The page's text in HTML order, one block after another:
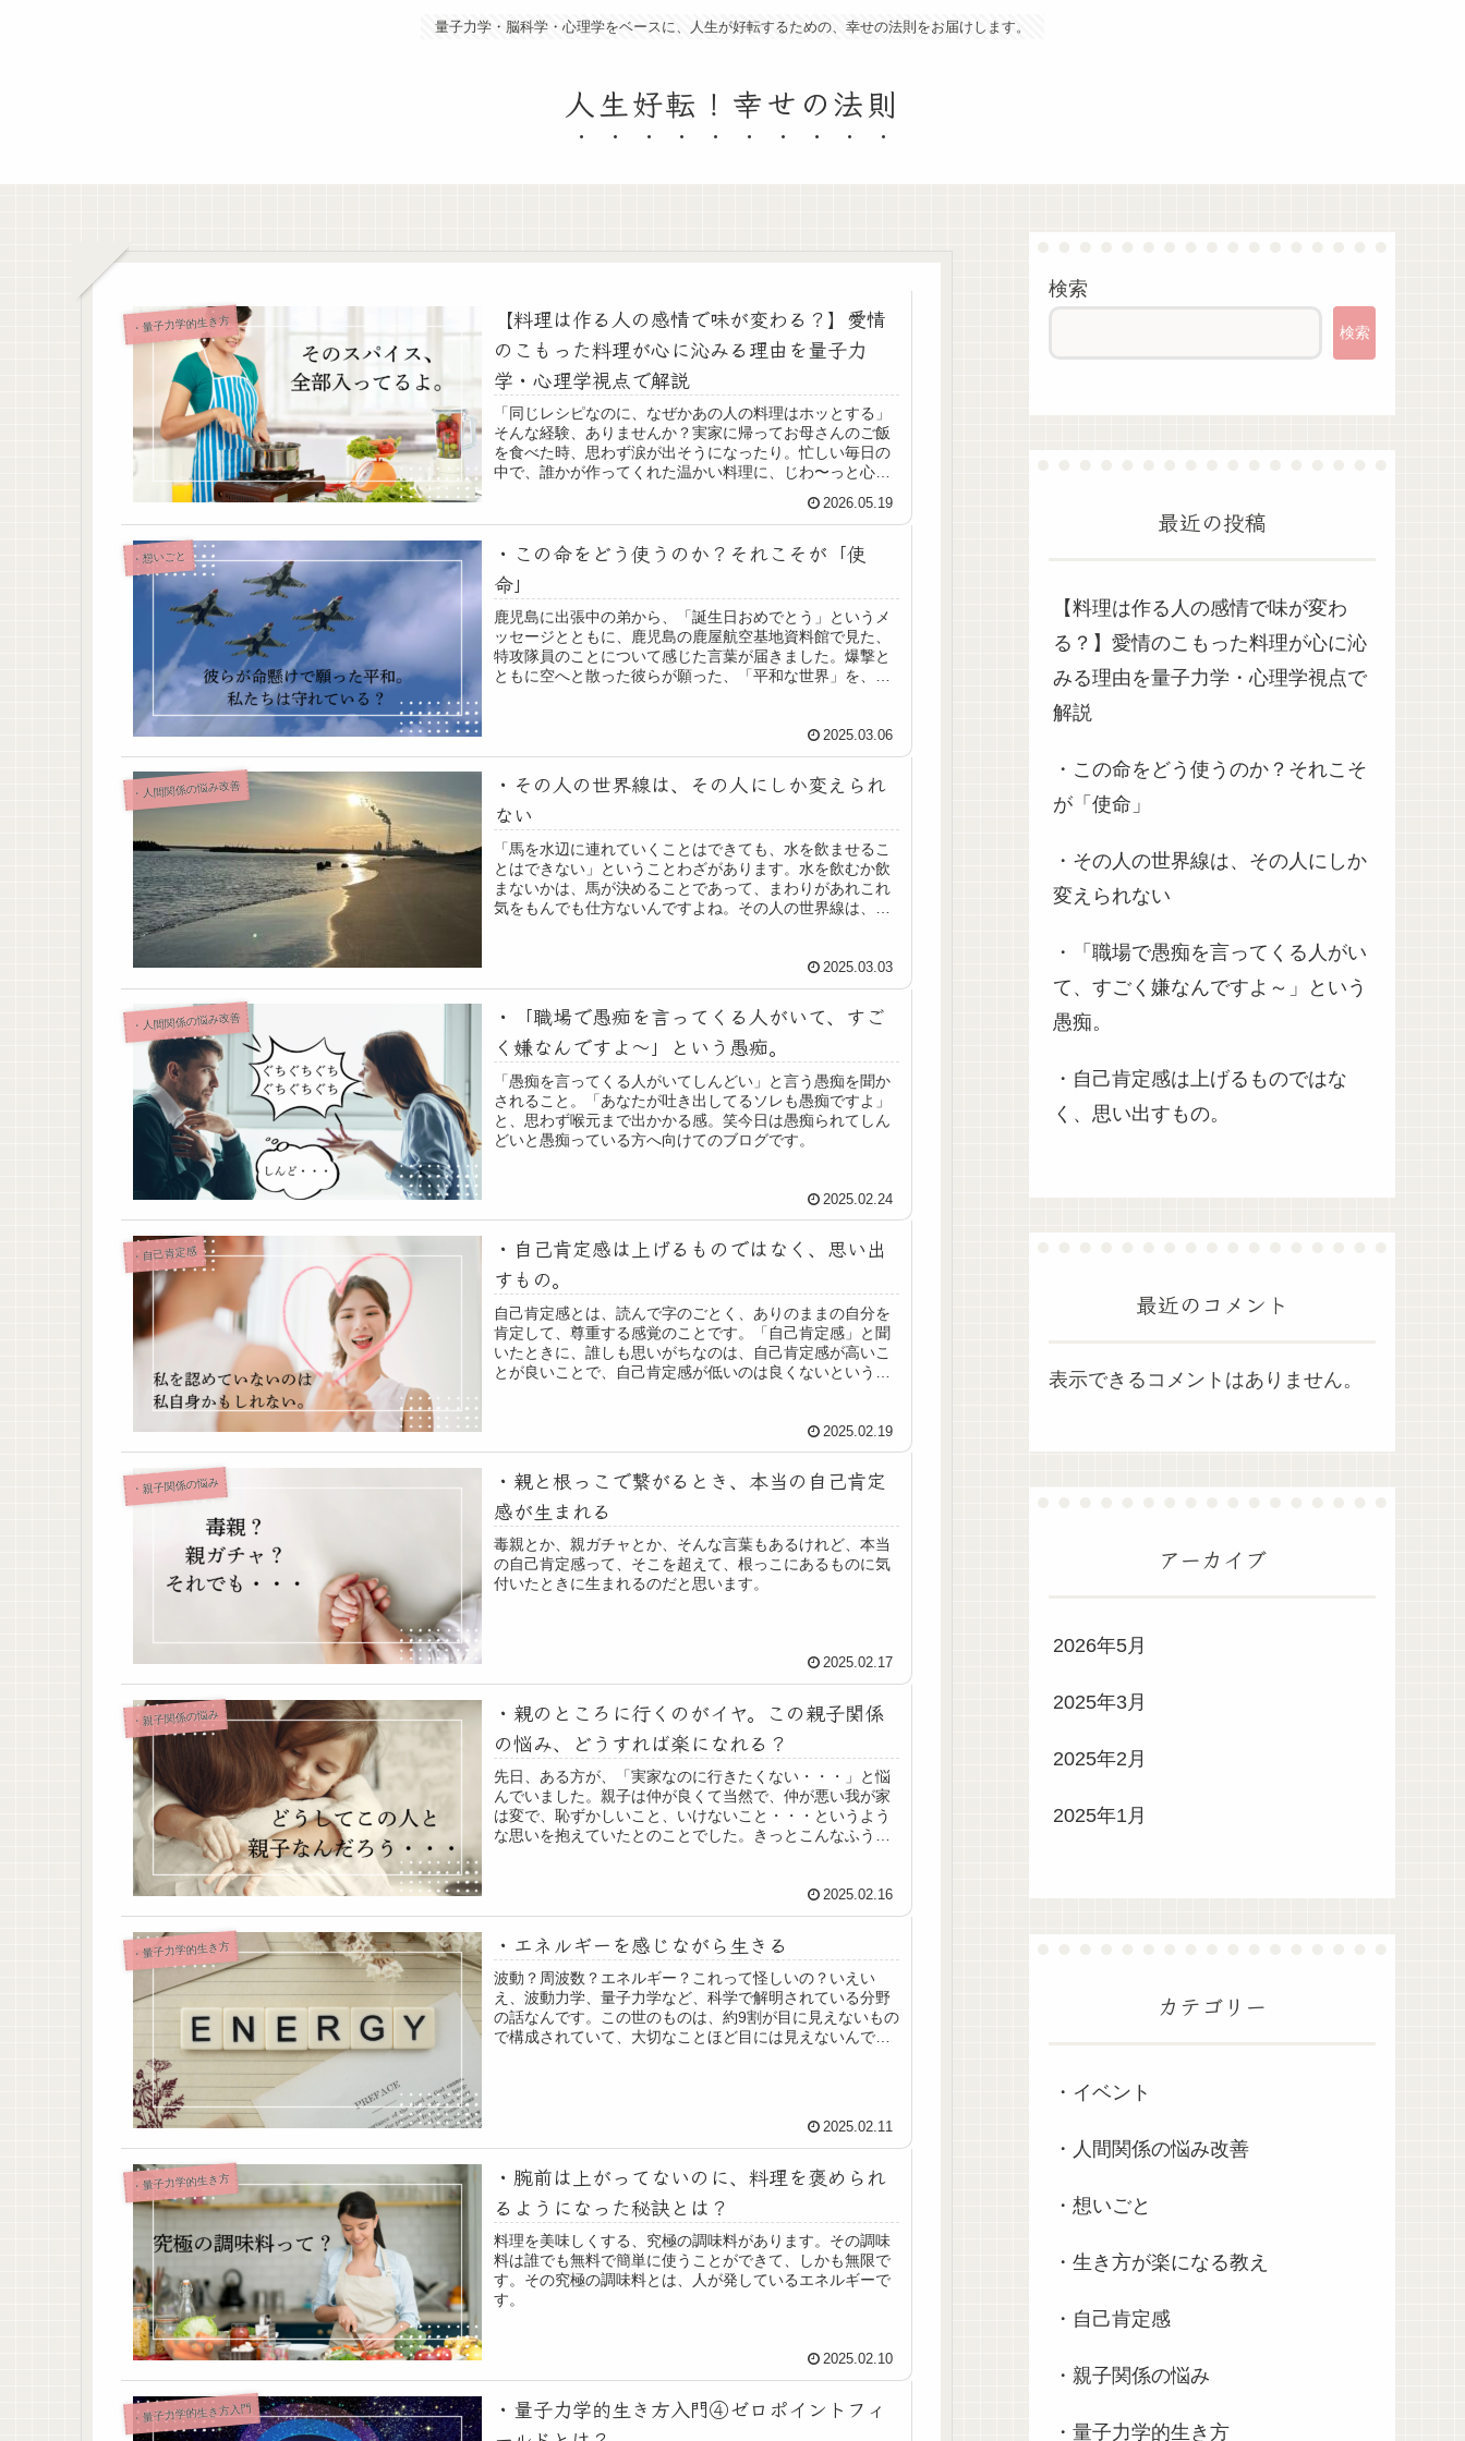
量子力学・脳科学・心理学をベースに、人生が好転するための、幸せの法則をお届けします。
人生好転！幸せの法則
・量子力学的生き方
【料理は作る人の感情で味が変わる？】愛情
のこもった料理が心に沁みる理由を量子力
学・心理学視点で解説
「同じレシピなのに、なぜかあの人の料理はホッとする」
そんな経験、ありませんか？実家に帰ってお母さんのご飯
を食べた時、思わず涙が出そうになったり。忙しい毎日の
中で、誰かが作ってくれた温かい料理に、じわ〜っと心が
2026.05.19
・想いごと
・この命をどう使うのか？それこそが「使
命」
鹿児島に出張中の弟から、「誕生日おめでとう」というメ
ッセージとともに、鹿児島の鹿屋航空基地資料館で見た、
特攻隊員のことについて感じた言葉が届きました。爆撃と
ともに空へと散った彼らが願った、「平和な世界」を、次
2025.03.06
・人間関係の悩み改善
・その人の世界線は、その人にしか変えられ
ない
「馬を水辺に連れていくことはできても、水を飲ませるこ
とはできない」ということわざがあります。水を飲むか飲
まないかは、馬が決めることであって、まわりがあれこれ
気をもんでも仕方ないんですよね。その人の世界線は、そ
2025.03.03
・人間関係の悩み改善
・「職場で愚痴を言ってくる人がいて、すご
く嫌なんですよ～」という愚痴。
「愚痴を言ってくる人がいてしんどい」と言う愚痴を聞か
されること。「あなたが吐き出してるソレも愚痴ですよ」
と、思わず喉元まで出かかる感。笑今日は愚痴られてしん
どいと愚痴っている方へ向けてのブログです。
2025.02.24
・自己肯定感
・自己肯定感は上げるものではなく、思い出
すもの。
自己肯定感とは、読んで字のごとく、ありのままの自分を
肯定して、尊重する感覚のことです。「自己肯定感」と聞
いたときに、誰しも思いがちなのは、自己肯定感が高いこ
とが良いことで、自己肯定感が低いのは良くないというこ
2025.02.19
・親子関係の悩み
・親と根っこで繋がるとき、本当の自己肯定
感が生まれる
毒親とか、親ガチャとか、そんな言葉もあるけれど、本当
の自己肯定感って、そこを超えて、根っこにあるものに気
付いたときに生まれるのだと思います。
2025.02.17
・親子関係の悩み
・親のところに行くのがイヤ。この親子関係
の悩み、どうすれば楽になれる？
先日、ある方が、「実家なのに行きたくない・・・」と悩
んでいました。親子は仲が良くて当然で、仲が悪い我が家
は変で、恥ずかしいこと、いけないこと・・・というよう
な思いを抱えていたとのことでした。きっとこんなふうに
2025.02.16
・量子力学的生き方 ・エネルギーを感じながら生きる
波動？周波数？エネルギー？これって怪しいの？いえい
え、波動力学、量子力学など、科学で解明されている分野
の話なんです。この世のものは、約9割が目に見えないもの
で構成されていて、大切なことほど目には見えないんで
2025.02.11
・量子力学的生き方
・腕前は上がってないのに、料理を褒められ
るようになった秘訣とは？
料理を美味しくする、究極の調味料があります。その調味
料は誰でも無料で簡単に使うことができて、しかも無限で
す。その究極の調味料とは、人が発しているエネルギーで
す。
2025.02.10
・量子力学的生き方入門
・量子力学的生き方入門④ゼロポイントフィ
検索
検索
最近の投稿
【料理は作る人の感情で味が変わ
る？】愛情のこもった料理が心に沁
みる理由を量子力学・心理学視点で
解説
・この命をどう使うのか？それこそ
が「使命」
・その人の世界線は、その人にしか
変えられない
・「職場で愚痴を言ってくる人がい
て、すごく嫌なんですよ～」という
愚痴。
・自己肯定感は上げるものではな
く、思い出すもの。
最近のコメント
表示できるコメントはありません。
アーカイブ
2026年5月
2025年3月
2025年2月
2025年1月
カテゴリー
・イベント
・人間関係の悩み改善
・想いごと
・生き方が楽になる教え
・自己肯定感
・親子関係の悩み
・量子力学的生き方